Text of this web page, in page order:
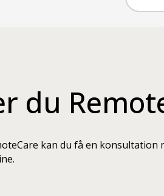
du
kan du få en konsultation